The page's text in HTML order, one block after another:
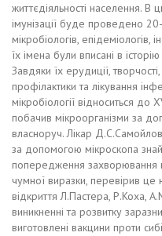
життєдіяльності населення.
імунізації буде проведено
мікробіологів, епідеміологів,
їх імена були вписані в
Завдяки їх ерудиції,
профілактики та лікування
мікробіології відноситься до
побачив мікроорганізми за
власноруч. Лікар
за допомогою мікроскопа
попередження захворювання
чумної виразки, перевірив це
відкриття Л.Пастера, Р.Коха,
виникненні та розвитку
виготовлені вакцини проти